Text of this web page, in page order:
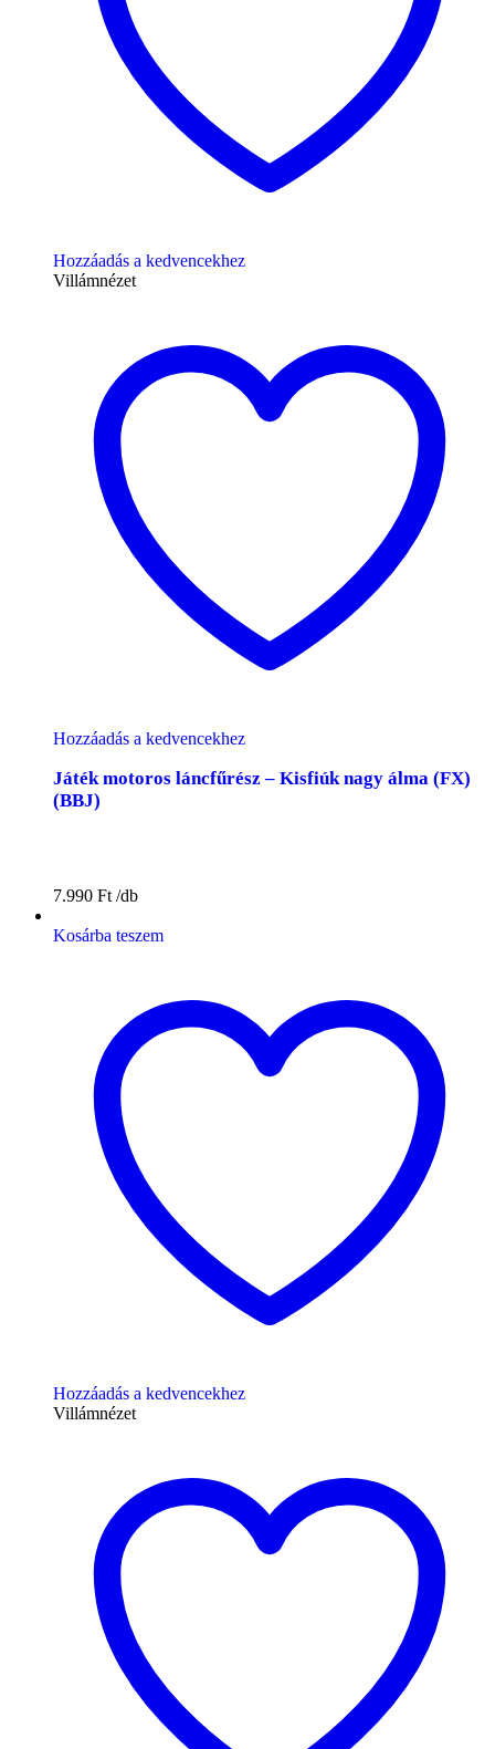
Hozzáadás a kedvencekhez
Villámnézet
Hozzáadás a kedvencekhez
Játék motoros láncfűrész – Kisfiúk nagy álma (FX)
(BBJ)
7.990 Ft
Kosárba teszem
Hozzáadás a kedvencekhez
Villámnézet